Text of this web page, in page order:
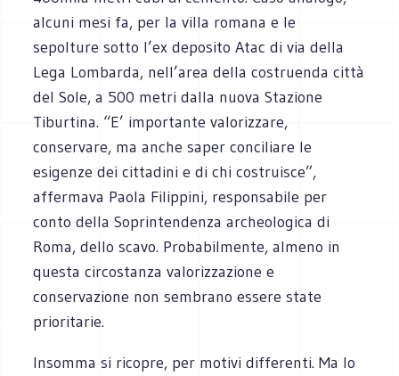
alcuni mesi fa, per la villa romana e le
sepolture sotto l’ex deposito Atac di via della
Lega Lombarda, nell’area della costruenda città
del Sole, a 500 metri dalla nuova Stazione
Tiburtina. “E’ importante valorizzare,
conservare, ma anche saper conciliare le
esigenze dei cittadini e di chi costruisce”,
affermava Paola Filippini, responsabile per
conto della Soprintendenza archeologica di
Roma, dello scavo. Probabilmente, almeno in
questa circostanza valorizzazione e
conservazione non sembrano essere state
prioritarie.
Insomma si ricopre, per motivi differenti. Ma lo